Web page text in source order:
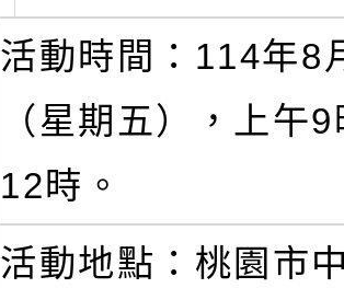
活動時間：114年8
（星期五），上午
12時。
活動地點：桃園市